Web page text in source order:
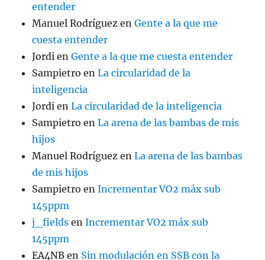
entender
Manuel Rodríguez enGente a la que me
cuesta entender
Jordi enGente a la que me cuesta entender
Sampietro enLa circularidad de la
inteligencia
Jordi enLa circularidad de la inteligencia
Sampietro enLa arena de las bambas de mis
hijos
Manuel Rodríguez enLa arena de las bambas
de mis hijos
Sampietro enIncrementar VO2 máx sub
145ppm
j_fields enIncrementar VO2 máx sub
145ppm
EA4NB en Sin modulación en SSB con la